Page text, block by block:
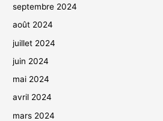
septembre 2024
août 2024
juillet 2024
juin 2024
mai 2024
avril 2024
mars 2024